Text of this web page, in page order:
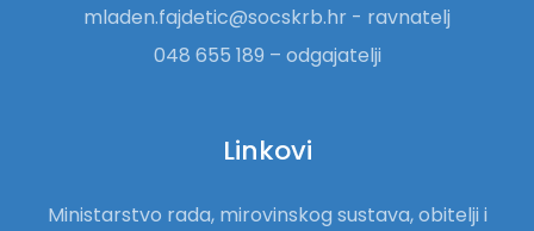
mladen.fajdetic@socskrb.hr - ravnatelj
048 655 189 – odgajatelji
Linkovi
Ministarstvo rada, mirovinskog sustava, obitelji i